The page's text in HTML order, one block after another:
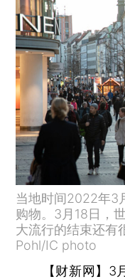
当地时间2022年3
购物。3月18日，
大流行的结束还有
Pohl/IC photo
【财新网】 3